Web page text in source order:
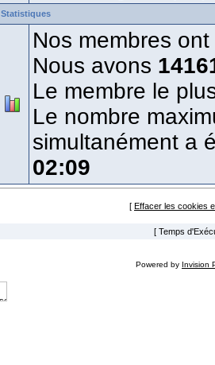
Statistiques
Nos membres
Nous avons
Le membre le
Le nombre
simultanément a
02:09
[ Effacer les cookies
[ Temps
Powered by Invision